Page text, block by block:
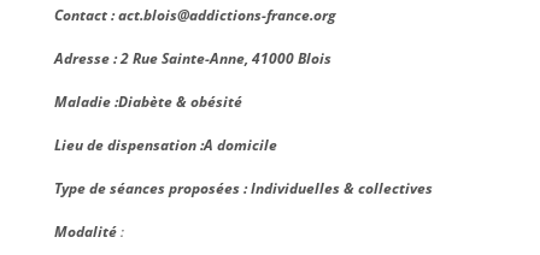
Contact : act.blois@addictions-france.org
Adresse : 2 Rue Sainte-Anne, 41000 Blois
Maladie :Diabète & obésité
Lieu de dispensation :A domicile
Type de séances proposées : Individuelles & collectives
Modalité: